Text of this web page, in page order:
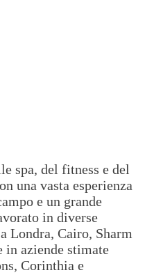
spa, del fitness e del
una vasta esperienza
e un grande
in diverse
Londra, Cairo, Sharm
in aziende stimate
Corinthia e